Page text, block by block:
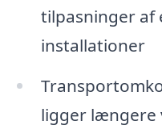
tilpasninger af
installationer
ligger længere